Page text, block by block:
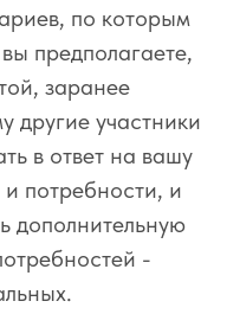
по которым
предполагаете,
заранее
другие участники
в ответ на вашу
потребности, и
дополнительную
-